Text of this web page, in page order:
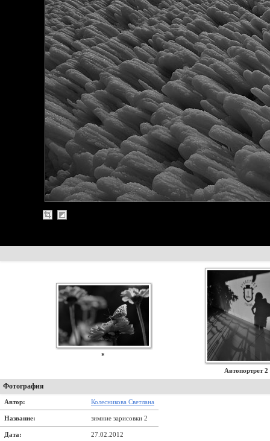
*
Автопортрет 2
Фотография
Автор: Колесникова Светлана
Название: зимние зарисовки 2
Дата: 27.02.2012